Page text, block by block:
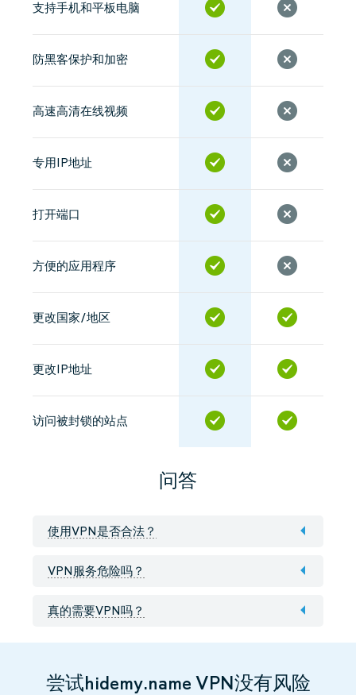
支持手机和平板电脑
防黑客保护和加密
高速高清在线视频
专用IP地址
打开端口
方便的应用程序
更改国家/地区
更改IP地址
访问被封锁的站点
问答
使用VPN是否合法？
VPN服务危险吗？
真的需要VPN吗？
尝试hidemy.name VPN没有风险